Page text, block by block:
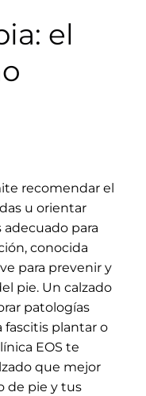
el
recomendar el
u orientar
para
conocida
para prevenir y
pie. Un calzado
patologías
fascitis plantar o
EOS te
que mejor
de pie y tus